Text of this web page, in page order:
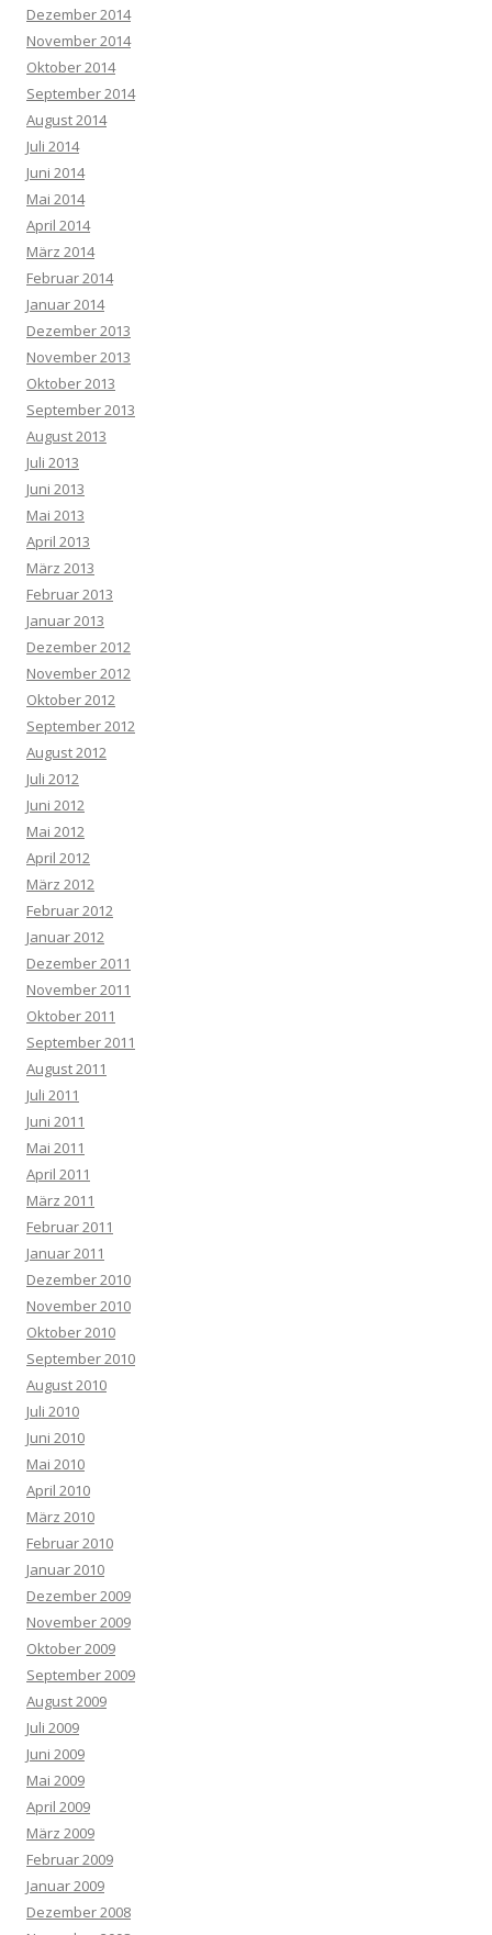
Dezember 2014
November 2014
Oktober 2014
September 2014
August 2014
Juli 2014
Juni 2014
Mai 2014
April 2014
März 2014
Februar 2014
Januar 2014
Dezember 2013
November 2013
Oktober 2013
September 2013
August 2013
Juli 2013
Juni 2013
Mai 2013
April 2013
März 2013
Februar 2013
Januar 2013
Dezember 2012
November 2012
Oktober 2012
September 2012
August 2012
Juli 2012
Juni 2012
Mai 2012
April 2012
März 2012
Februar 2012
Januar 2012
Dezember 2011
November 2011
Oktober 2011
September 2011
August 2011
Juli 2011
Juni 2011
Mai 2011
April 2011
März 2011
Februar 2011
Januar 2011
Dezember 2010
November 2010
Oktober 2010
September 2010
August 2010
Juli 2010
Juni 2010
Mai 2010
April 2010
März 2010
Februar 2010
Januar 2010
Dezember 2009
November 2009
Oktober 2009
September 2009
August 2009
Juli 2009
Juni 2009
Mai 2009
April 2009
März 2009
Februar 2009
Januar 2009
Dezember 2008